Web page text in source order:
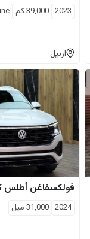
2023
39,000كم
اربيل
فولكسفاغن أطلس
2024
31,000 ميل